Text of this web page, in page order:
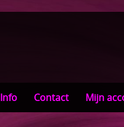
Info Contact Mijn